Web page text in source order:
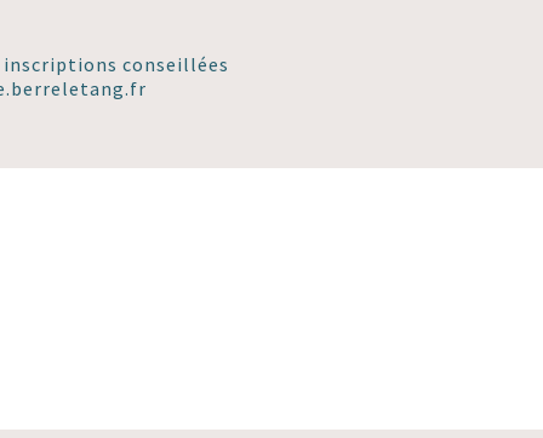
inscriptions conseillées